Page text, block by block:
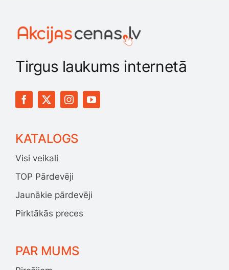
Tirgus laukums internetā
KATALOGS
Visi veikali
TOP Pārdevēji
Jaunākie pārdevēji
Pirktākās preces
PAR MUMS